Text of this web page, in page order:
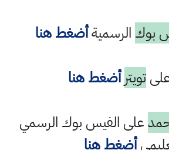
بوك الرسميةأضغط هنا
علىتويتر أضغط هنا
على الفيس بوك الرسمي
أضغط هنا